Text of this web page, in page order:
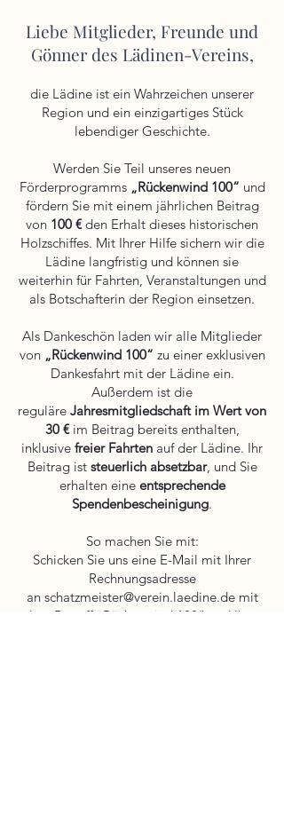
Liebe Mitglieder, Freunde und
Gönner des Lädinen-Vereins,
die Lädine ist ein Wahrzeichen unserer
Region und ein einzigartiges Stück
lebendiger Geschichte.
Werden Sie Teil unseres neuen
Förderprogramms „Rückenwind 100“ und
fördern Sie mit einem jährlichen Beitrag
von 100 €den Erhalt dieses historischen
Holzschiffes. Mit Ihrer Hilfe sichern wir die
Lädine langfristig und können sie
weiterhin für Fahrten, Veranstaltungen und
als Botschafterin der Region einsetzen.
Als Dankeschön laden wir alle Mitglieder
von „Rückenwind 100“ zu einer exklusiven
Dankesfahrt mit der Lädine ein.
Außerdem ist die
reguläre Jahresmitgliedschaft im Wert von
30 €im Beitrag bereits enthalten,
inklusive freier Fahrten auf der Lädine. Ihr
Beitrag ist steuerlich absetzbar, und Sie
erhalten eine entsprechende
Spendenbescheinigung.
So machen Sie mit:
Schicken Sie uns eine E-Mail mit Ihrer
Rechnungsadresse
an schatzmeister@verein.laedine.demit
dem Betreff „Rückenwind 100“ und Ihrer